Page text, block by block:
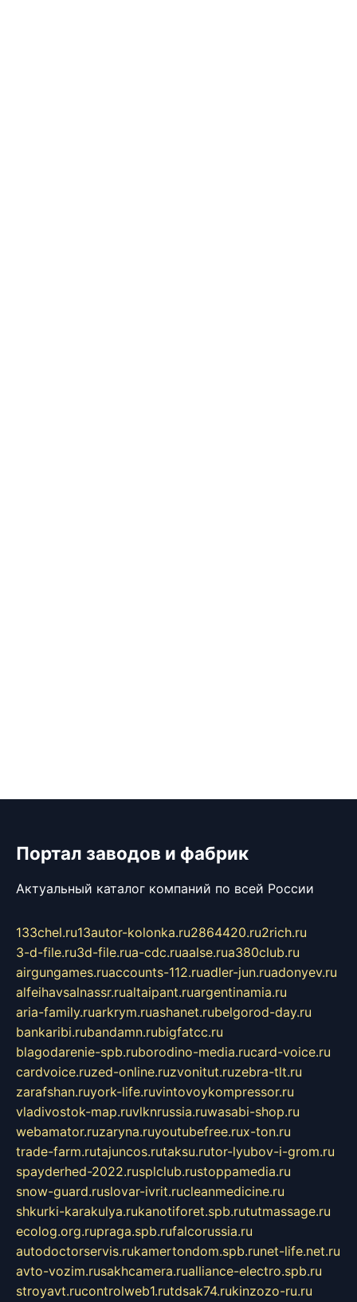
Портал заводов и фабрик
Актуальный каталог компаний по всей России
133chel.ru13autor-kolonka.ru2864420.ru2rich.ru
3-d-file.ru3d-file.rua-cdc.ruaalse.rua380club.ru
airgungames.ruaccounts-112.ruadler-jun.ruadonyev.ru
alfeihavsalnassr.rualtaipant.ruargentinamia.ru
aria-family.ruarkrym.ruashanet.rubelgorod-day.ru
bankaribi.rubandamn.rubigfatcc.ru
blagodarenie-spb.ruborodino-media.rucard-voice.ru
cardvoice.ruzed-online.ruzvonitut.ruzebra-tlt.ru
zarafshan.ruyork-life.ruvintovoykompressor.ru
vladivostok-map.ruvlknrussia.ruwasabi-shop.ru
webamator.ruzaryna.ruyoutubefree.rux-ton.ru
trade-farm.rutajuncos.rutaksu.rutor-lyubov-i-grom.ru
spayderhed-2022.rusplclub.rustoppamedia.ru
snow-guard.ruslovar-ivrit.rucleanmedicine.ru
shkurki-karakulya.rukanotiforet.spb.rututmassage.ru
ecolog.org.rupraga.spb.rufalcorussia.ru
autodoctorservis.rukamertondom.spb.runet-life.net.ru
avto-vozim.rusakhcamera.rualliance-electro.spb.ru
stroyavt.rucontrolweb1.rutdsak74.rukinzozo-ru.ru